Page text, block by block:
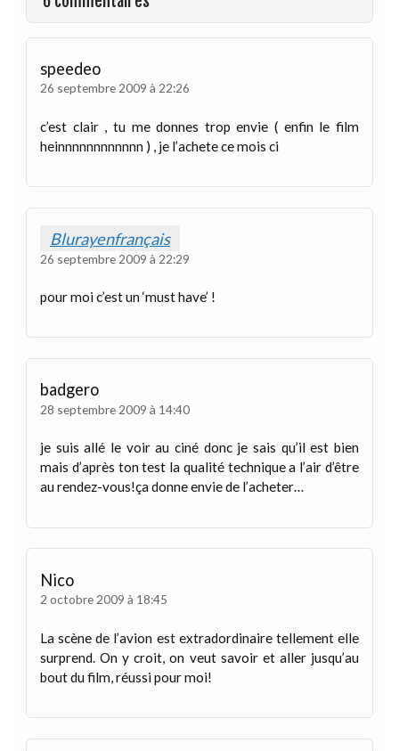
speedeo
26 septembre 2009 à 22:26
c’est clair , tu me donnes trop envie ( enfin le film
heinnnnnnnnnnnn ) , je l’achete ce mois ci
Blurayenfrançais
26 septembre 2009 à 22:29
pour moi c’est un ‘must have’ !
badgero
28 septembre 2009 à 14:40
je suis allé le voir au ciné donc je sais qu’il est bien
mais d’après ton test la qualité technique a l’air d’être
au rendez-vous!ça donne envie de l’acheter…
Nico
2 octobre 2009 à 18:45
La scène de l’avion est extradordinaire tellement elle
surprend. On y croit, on veut savoir et aller jusqu’au
bout du film, réussi pour moi!